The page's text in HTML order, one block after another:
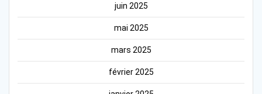
juin 2025
mai 2025
mars 2025
février 2025